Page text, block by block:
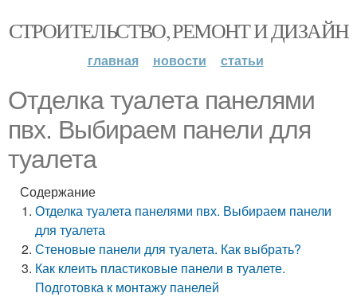
СТРОИТЕЛЬСТВО, РЕМОНТ И ДИЗАЙН
главная новости статьи
Отделка туалета панелями
пвх. Выбираем панели для
туалета
Содержание
Отделка туалета панелями пвх. Выбираем панели
для туалета
Стеновые панели для туалета. Как выбрать?
Как клеить пластиковые панели в туалете.
Подготовка к монтажу панелей